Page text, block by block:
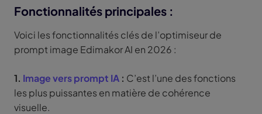
Fonctionnalités principales :
Voici les fonctionnalités clés de l’optimiseur de
prompt image Edimakor AI en 2026 :
1. Image vers prompt IA : C’est l’une des fonctions
les plus puissantes en matière de cohérence
visuelle.